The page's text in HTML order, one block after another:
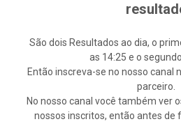
São dois Resultados ao dia, o
as 14:25 e o
Então inscreva-se no nosso canal
parceiro.
No nosso canal você também ver
nossos inscritos, então antes de